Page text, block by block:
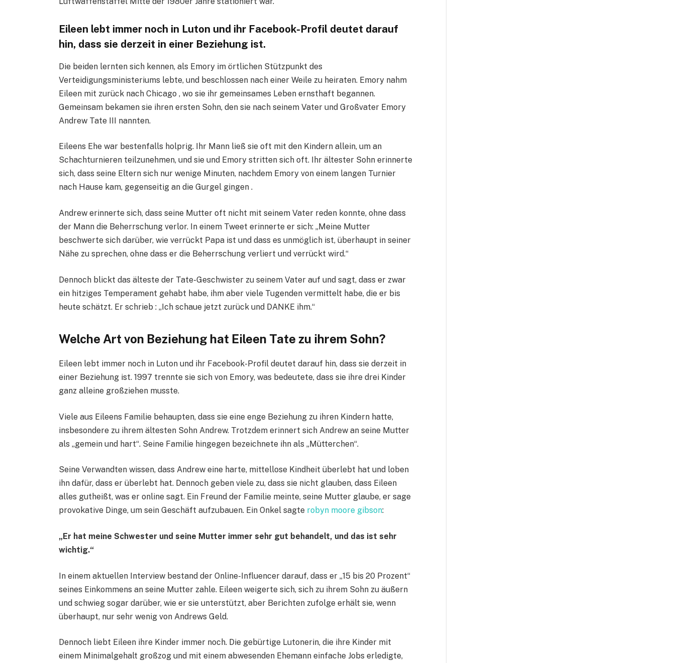
Eileen lebt immer noch in Luton und ihr Facebook-Profil deutet darauf
hin, dass sie derzeit in einer Beziehung ist.
Die beiden lernten sich kennen, als Emory im örtlichen Stützpunkt des
Verteidigungsministeriums lebte, und beschlossen nach einer Weile zu heiraten. Emory nahm
Eileen mit zurück nach Chicago , wo sie ihr gemeinsames Leben ernsthaft begannen.
Gemeinsam bekamen sie ihren ersten Sohn, den sie nach seinem Vater und Großvater Emory
Andrew Tate III nannten.
Eileens Ehe war bestenfalls holprig. Ihr Mann ließ sie oft mit den Kindern allein, um an
Schachturnieren teilzunehmen, und sie und Emory stritten sich oft. Ihr ältester Sohn erinnerte
sich, dass seine Eltern sich nur wenige Minuten, nachdem Emory von einem langen Turnier
nach Hause kam, gegenseitig an die Gurgel gingen .
Andrew erinnerte sich, dass seine Mutter oft nicht mit seinem Vater reden konnte, ohne dass
der Mann die Beherrschung verlor. In einem Tweet erinnerte er sich: „Meine Mutter
beschwerte sich darüber, wie verrückt Papa ist und dass es unmöglich ist, überhaupt in seiner
Nähe zu sprechen, ohne dass er die Beherrschung verliert und verrückt wird.“
Dennoch blickt das älteste der Tate-Geschwister zu seinem Vater auf und sagt, dass er zwar
ein hitziges Temperament gehabt habe, ihm aber viele Tugenden vermittelt habe, die er bis
heute schätzt. Er schrieb : „Ich schaue jetzt zurück und DANKE ihm.“
Welche Art von Beziehung hat Eileen Tate zu ihrem Sohn?
Eileen lebt immer noch in Luton und ihr Facebook-Profil deutet darauf hin, dass sie derzeit in
einer Beziehung ist. 1997 trennte sie sich von Emory, was bedeutete, dass sie ihre drei Kinder
ganz alleine großziehen musste.
Viele aus Eileens Familie behaupten, dass sie eine enge Beziehung zu ihren Kindern hatte,
insbesondere zu ihrem ältesten Sohn Andrew. Trotzdem erinnert sich Andrew an seine Mutter
als „gemein und hart“. Seine Familie hingegen bezeichnete ihn als „Mütterchen“.
Seine Verwandten wissen, dass Andrew eine harte, mittellose Kindheit überlebt hat und loben
ihn dafür, dass er überlebt hat. Dennoch geben viele zu, dass sie nicht glauben, dass Eileen
alles gutheißt, was er online sagt. Ein Freund der Familie meinte, seine Mutter glaube, er sage
provokative Dinge, um sein Geschäft aufzubauen. Ein Onkel sagte robyn moore gibson:
„Er hat meine Schwester und seine Mutter immer sehr gut behandelt, und das ist sehr
wichtig.“
In einem aktuellen Interview bestand der Online-Influencer darauf, dass er „15 bis 20 Prozent“
seines Einkommens an seine Mutter zahle. Eileen weigerte sich, sich zu ihrem Sohn zu äußern
und schwieg sogar darüber, wie er sie unterstützt, aber Berichten zufolge erhält sie, wenn
überhaupt, nur sehr wenig von Andrews Geld.
Dennoch liebt Eileen ihre Kinder immer noch. Die gebürtige Lutonerin, die ihre Kinder mit
einem Minimalgehalt großzog und mit einem abwesenden Ehemann einfache Jobs erledigte,